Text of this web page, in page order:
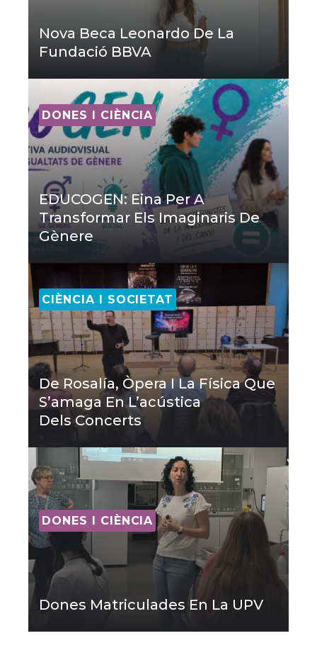
Nova Beca Leonardo De La
Fundació BBVA
DONES I CIÈNCIA
EDUCOGEN: Eina Per A
Transformar Els Imaginaris De
Gènere
CIÈNCIA I SOCIETAT
De Rosalía, Òpera I La Física Que
S’amaga En L’acústica
Dels Concerts
DONES I CIÈNCIA
Dones Matriculades En La UPV